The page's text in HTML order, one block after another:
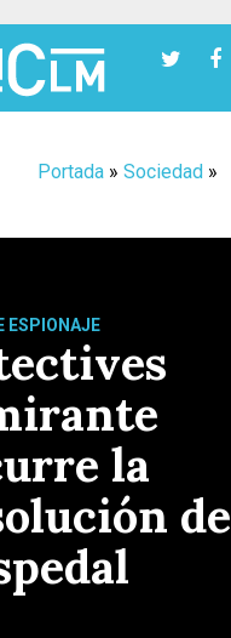
Portada» Sociedad»
ESPIONAJE
la
de